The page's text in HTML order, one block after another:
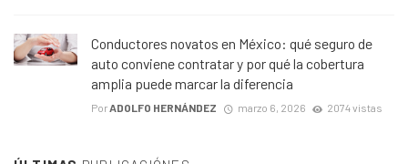
Conductores novatos en México: qué seguro de
auto conviene contratar y por qué la cobertura
amplia puede marcar la diferencia
PorADOLFO HERNÁNDEZ marzo 6, 2026 2074 vistas